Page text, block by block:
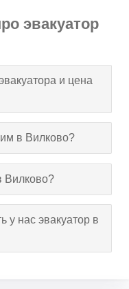
эвакуатор
и цена
в Вилково?
Вилково?
у нас эвакуатор в